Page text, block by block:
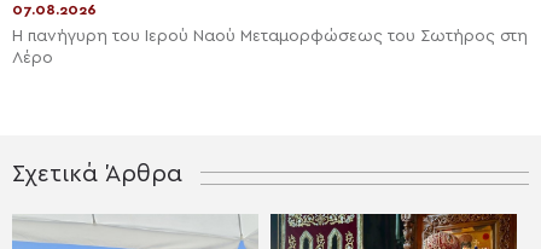
07.08.2026
Η πανήγυρη του Ιερού Ναού Μεταμορφώσεως του Σωτήρος στη
Λέρο
Σχετικά Άρθρα